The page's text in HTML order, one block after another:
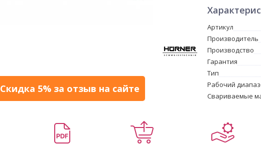
Скидка 5% за отзыв на сайте
Артикул
Производитель
Производство
Гарантия
Тип
Рабочий
Свариваемые